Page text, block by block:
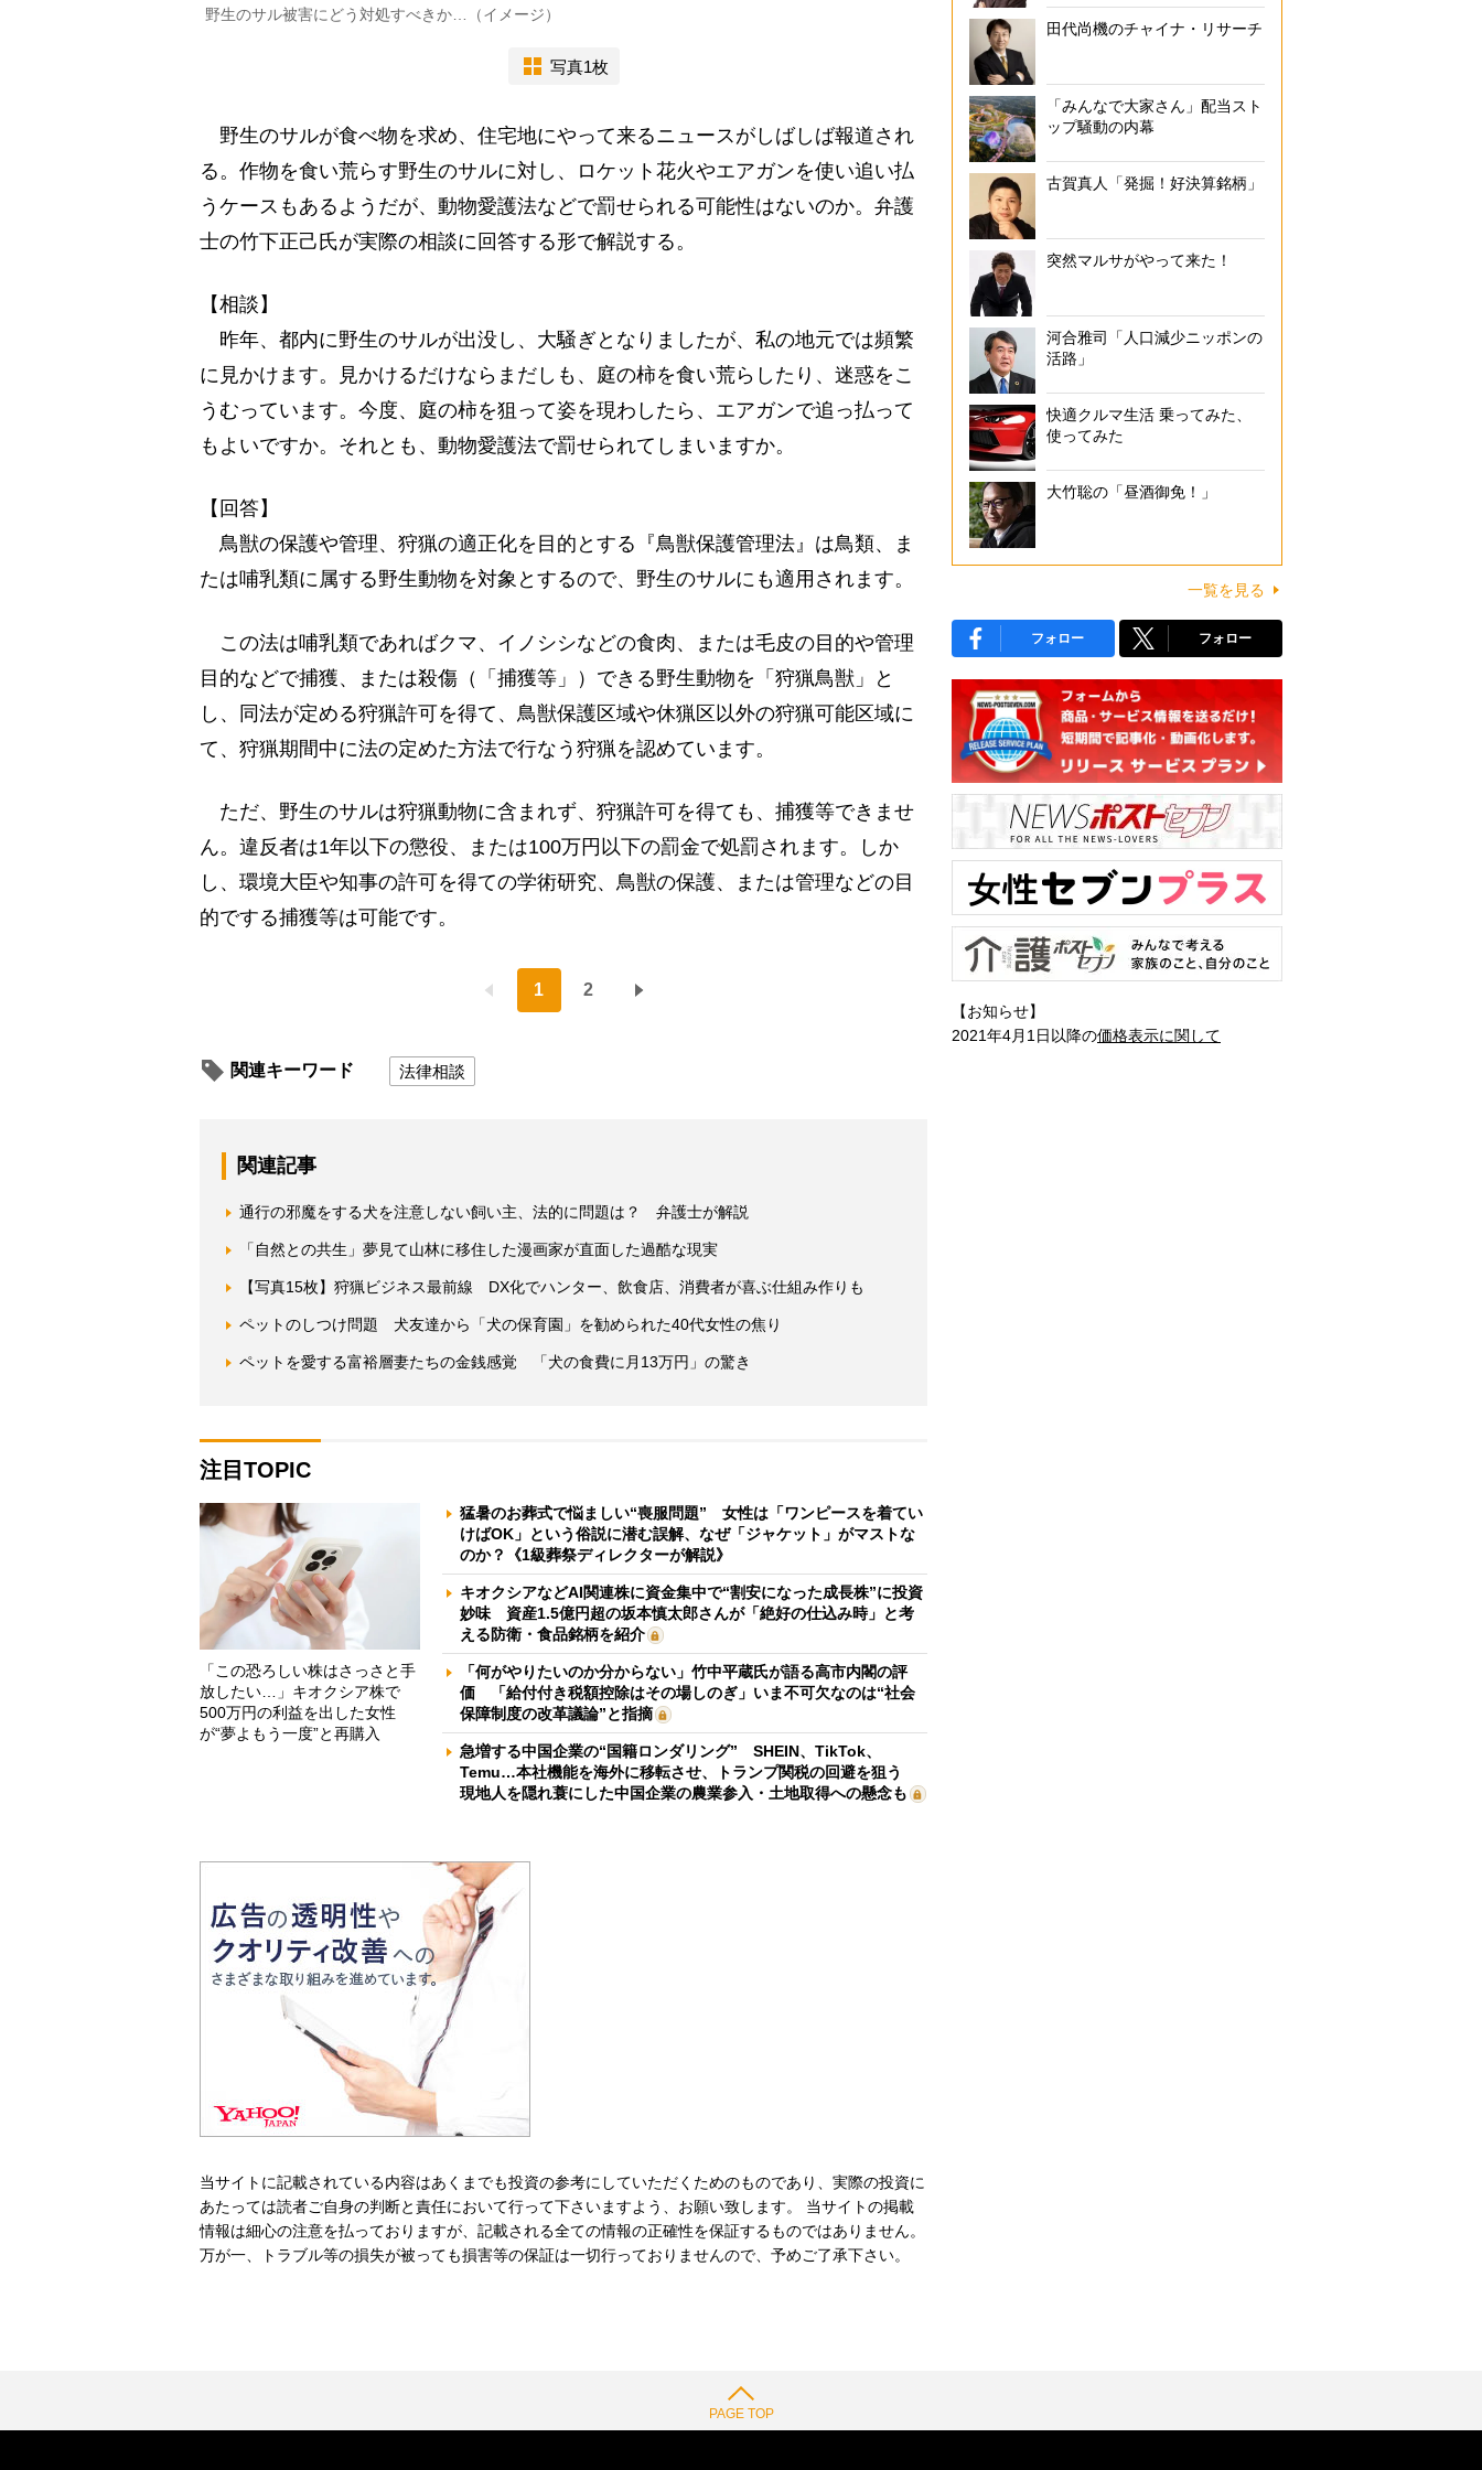
野生のサル被害にどう対処すべきか…（イメージ）
写真1枚
野生のサルが食べ物を求め、住宅地にやって来るニュースがしばしば報道され
る。作物を食い荒らす野生のサルに対し、ロケット花火やエアガンを使い追い払
うケースもあるようだが、動物愛護法などで罰せられる可能性はないのか。弁護
士の竹下正己氏が実際の相談に回答する形で解説する。
【相談】
昨年、都内に野生のサルが出没し、大騒ぎとなりましたが、私の地元では頻繁
に見かけます。見かけるだけならまだしも、庭の柿を食い荒らしたり、迷惑をこ
うむっています。今度、庭の柿を狙って姿を現わしたら、エアガンで追っ払って
もよいですか。それとも、動物愛護法で罰せられてしまいますか。
【回答】
鳥獣の保護や管理、狩猟の適正化を目的とする『鳥獣保護管理法』は鳥類、ま
たは哺乳類に属する野生動物を対象とするので、野生のサルにも適用されます。
この法は哺乳類であればクマ、イノシシなどの食肉、または毛皮の目的や管理
目的などで捕獲、または殺傷（「捕獲等」）できる野生動物を「狩猟鳥獣」と
し、同法が定める狩猟許可を得て、鳥獣保護区域や休猟区以外の狩猟可能区域に
て、狩猟期間中に法の定めた方法で行なう狩猟を認めています。
ただ、野生のサルは狩猟動物に含まれず、狩猟許可を得ても、捕獲等できませ
ん。違反者は1年以下の懲役、または100万円以下の罰金で処罰されます。しか
し、環境大臣や知事の許可を得ての学術研究、鳥獣の保護、または管理などの目
的でする捕獲等は可能です。
1 2
関連キーワード 法律相談
関連記事
通行の邪魔をする犬を注意しない飼い主、法的に問題は？ 弁護士が解説
「自然との共生」夢見て山林に移住した漫画家が直面した過酷な現実
【写真15枚】狩猟ビジネス最前線 DX化でハンター、飲食店、消費者が喜ぶ仕組み作りも
ペットのしつけ問題 犬友達から「犬の保育園」を勧められた40代女性の焦り
ペットを愛する富裕層妻たちの金銭感覚 「犬の食費に月13万円」の驚き
注目TOPIC
「この恐ろしい株はさっさと手
放したい…」キオクシア株で
500万円の利益を出した女性
が“夢よもう一度”と再購入
猛暑のお葬式で悩ましい“喪服問題” 女性は「ワンピースを着てい
けばOK」という俗説に潜む誤解、なぜ「ジャケット」がマストな
のか？《1級葬祭ディレクターが解説》
キオクシアなどAI関連株に資金集中で“割安になった成長株”に投資
妙味 資産1.5億円超の坂本慎太郎さんが「絶好の仕込み時」と考
える防衛・食品銘柄を紹介
「何がやりたいのか分からない」竹中平蔵氏が語る高市内閣の評
価 「給付付き税額控除はその場しのぎ」いま不可欠なのは“社会
保障制度の改革議論”と指摘
急増する中国企業の“国籍ロンダリング” SHEIN、TikTok、
Temu…本社機能を海外に移転させ、トランプ関税の回避を狙う
現地人を隠れ蓑にした中国企業の農業参入・土地取得への懸念も
当サイトに記載されている内容はあくまでも投資の参考にしていただくためのものであり、実際の投資に
あたっては読者ご自身の判断と責任において行って下さいますよう、お願い致します。 当サイトの掲載
情報は細心の注意を払っておりますが、記載される全ての情報の正確性を保証するものではありません。
万が一、トラブル等の損失が被っても損害等の保証は一切行っておりませんので、予めご了承下さい。
田代尚機のチャイナ・リサーチ
「みんなで大家さん」配当スト
ップ騒動の内幕
古賀真人「発掘！好決算銘柄」
突然マルサがやって来た！
河合雅司「人口減少ニッポンの
活路」
快適クルマ生活 乗ってみた、
使ってみた
大竹聡の「昼酒御免！」
一覧を見る
フォロー フォロー
【お知らせ】
2021年4月1日以降の価格表示に関して
PAGE TOP